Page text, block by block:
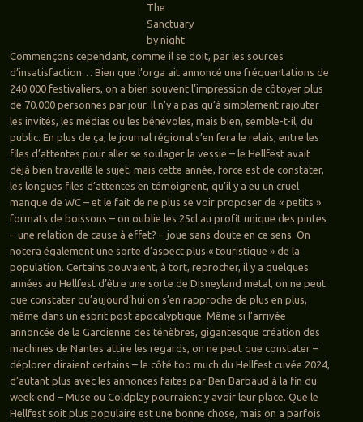
The
Sanctuary
by night
Commençons cependant, comme il se doit, par les sources
d’insatisfaction… Bien que l’orga ait annoncé une fréquentations de
240.000 festivaliers, on a bien souvent l’impression de côtoyer plus
de 70.000 personnes par jour. Il n’y a pas qu’à simplement rajouter
les invités, les médias ou les bénévoles, mais bien, semble-t-il, du
public. En plus de ça, le journal régional s’en fera le relais, entre les
files d’attentes pour aller se soulager la vessie – le Hellfest avait
déjà bien travaillé le sujet, mais cette année, force est de constater,
les longues files d’attentes en témoignent, qu’il y a eu un cruel
manque de WC – et le fait de ne plus se voir proposer de « petits »
formats de boissons – on oublie les 25cl au profit unique des pintes
– une relation de cause à effet? – joue sans doute en ce sens. On
notera également une sorte d’aspect plus « touristique » de la
population. Certains pouvaient, à tort, reprocher, il y a quelques
années au Hellfest d’être une sorte de Disneyland metal, on ne peut
que constater qu’aujourd’hui on s’en rapproche de plus en plus,
même dans un esprit post apocalyptique. Même si l’arrivée
annoncée de la Gardienne des ténèbres, gigantesque création des
machines de Nantes attire les regards, on ne peut que constater –
déplorer diraient certains – le côté too much du Hellfest cuvée 2024,
d’autant plus avec les annonces faites par Ben Barbaud à la fin du
week end – Muse ou Coldplay pourraient y avoir leur place. Que le
Hellfest soit plus populaire est une bonne chose, mais on a parfois